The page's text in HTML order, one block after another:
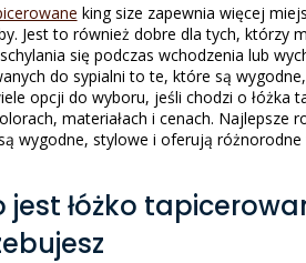
king size zapewnia więcej
Jest to również dobre dla tych, którzy
się podczas wchodzenia lub
do sypialni to te, które są
opcji do wyboru, jeśli chodzi o łóżka
materiałach i cenach. Najlepsze
wygodne, stylowe i oferują różnorodne
jest łóżko